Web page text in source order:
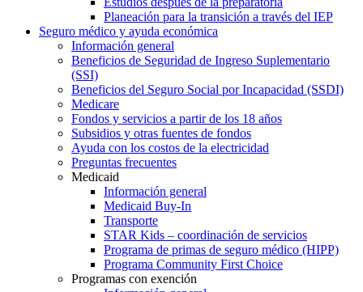
Planeación para la transición a través del IEP
Seguro médico y ayuda económica
Información general
Beneficios de Seguridad de Ingreso Suplementario
(SSI)
Beneficios del Seguro Social por Incapacidad (SSDI)
Medicare
Fondos y servicios a partir de los 18 años
Subsidios y otras fuentes de fondos
Ayuda con los costos de la electricidad
Preguntas frecuentes
Medicaid
Información general
Medicaid Buy-In
Transporte
STAR Kids – coordinación de servicios
Programa de primas de seguro médico (HIPP)
Programa Community First Choice
Programas con exención